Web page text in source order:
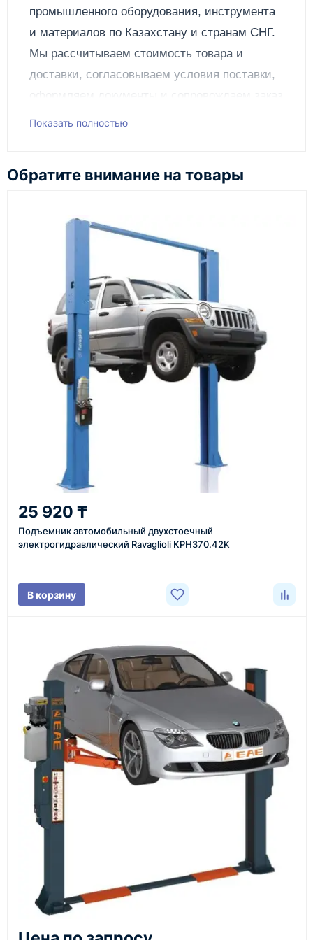
промышленного оборудования, инструмента
и материалов по Казахстану и странам СНГ.
Мы рассчитываем стоимость товара и
доставки, согласовываем условия поставки,
до получения клиентом.
онлайн-форму заказа и укажите контакты для
Наш сотрудник свяжется с вами, чтобы
подтвердить заявку, уточнить детали, рассчитать
стоимость поставки и предложить удобный вариант
доставки.
Также вы можете заказать оборудование и
инструменты по номеру телефона в шапке сайта
или через онлайн-форму запроса обратного звонка.
Казахстан и СНГ
доставка оборудования в разные города и
От 7–14 дней
средний срок доставки по большинству поставок
проверка товара перед отправкой клиенту
Документы
счёт, договор, накладные и сопроводительные
материалы
Как оформить заказ
1
Заявка
2
Показать полностью
Обратите внимание на товары
25 920 ₸
Подъемник автомобильный двухстоечный
электрогидравлический Ravaglioli KPH370.42K
В корзину